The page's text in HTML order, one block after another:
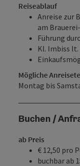
Reiseablauf
Anreise zur
am
Führung
Kl. Imbiss lt.
Mögliche
Montag bis
Buchen /
ab Preis
€ 12,50 pro
buchbar ab